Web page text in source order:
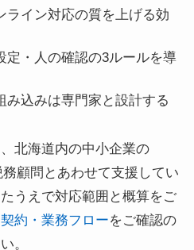
ライン対応の質を上げる効
定・人の確認の3ルールを導
み込みは専門家と設計する
北海道内の中小企業の
顧問とあわせて支援してい
うえで対応範囲と概算をご
約・業務フローをご確認の
。